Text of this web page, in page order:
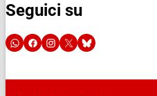
Seguici su